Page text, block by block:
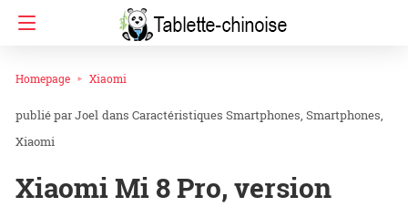
Homepage Xiaomi
Joel dans Caractéristiques Smartphones Smartphones
Xiaomi
Xiaomi Mi 8 Pro, version